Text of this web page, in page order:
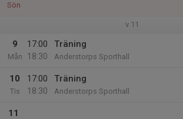
Sön
v.11
9
Mån
17:00
18:30
Träning
Anderstorps Sporthall
10
Tis
17:00
18:30
Träning
Anderstorps Sporthall
11